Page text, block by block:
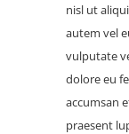
nisl ut
autem vel
vulputate
dolore eu
accumsan
praesent